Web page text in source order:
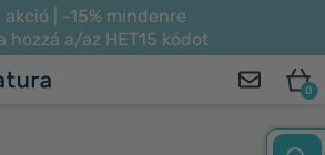
akció | -15% mindenre
hozzá a/az HET15 kódot
0